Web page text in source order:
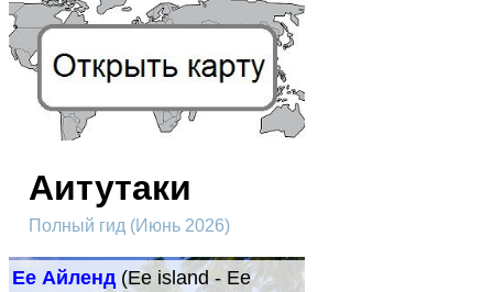
Аитутаки
Полный гид (Июнь 2026)
Ее Айленд (Ee island - Ee